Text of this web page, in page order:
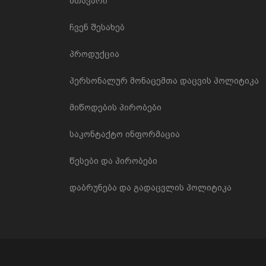
ჩვენ შესახებ
პროდუქცია
პერსონალურ მონაცემთა დაცვის პოლიტიკა
მიწოდების პირობები
საკონტაქტო ინფორმაცია
წესები და პირობები
დაბრუნება და გადაცვლის პოლიტიკა